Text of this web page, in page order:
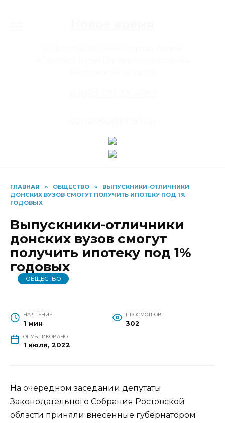
ГЛАВНАЯ » ОБЩЕСТВО »
ВЫПУСКНИКИ-ОТЛИЧНИКИ
ДОНСКИХ ВУЗОВ СМОГУТ ПОЛУЧИТЬ ИПОТЕКУ ПОД 1%
ГОДОВЫХ
Выпускники-отличники
донских вузов смогут
получить ипотеку под 1%
годовых
ОБЩЕСТВО
НА ЧТЕНИЕ
1 мин
ПРОСМОТРОВ
302
ОПУБЛИКОВАНО
1 июля, 2022
На очередном заседании депутаты
Законодательного Собрания Ростовской
области приняли внесенные губернатором